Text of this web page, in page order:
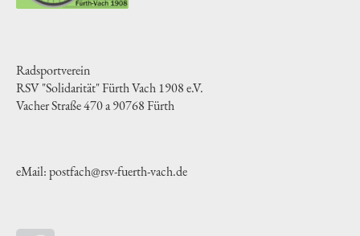
Radsportverein
RSV "Solidarität" Fürth Vach 1908 e.V.
Vacher Straße 470 a 90768 Fürth
eMail: postfach@rsv-fuerth-vach.de